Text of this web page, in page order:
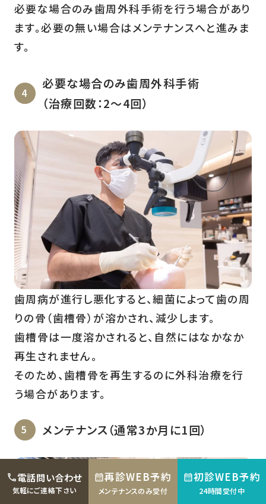
必要な場合のみ歯周外科手術を行う場合があり
ます。必要の無い場合はメンテナンスへと進みま
す。
必要な場合のみ歯周外科手術
（治療回数：2～4回）
歯周病が進行し悪化すると、細菌によって歯の周
りの骨（歯槽骨）が溶かされ、減少します。
歯槽骨は一度溶かされると、自然にはなかなか
再生されません。
そのため、歯槽骨を再生するのに外科治療を行
う場合があります。
メンテナンス（通常3か月に1回）
電話問い合わせ
気軽にご連絡下さい
再診WEB予約
メンテナンスのみ受付
初診WEB予約
24時間受付中